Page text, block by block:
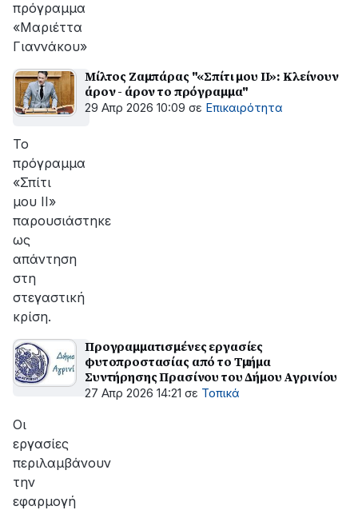
πρόγραμμα
«Μαριέττα
Γιαννάκου»
Μίλτος Ζαμπάρας "«Σπίτι μου ΙΙ»: Κλείνουν
άρον - άρον το πρόγραμμα"
29 Απρ 2026 10:09 σε Επικαιρότητα
Το
πρόγραμμα
«Σπίτι
μου ΙΙ»
παρουσιάστηκε
ως
απάντηση
στη
στεγαστική
κρίση.
Προγραμματισμένες εργασίες
φυτοπροστασίας από το Τμήμα
Συντήρησης Πρασίνου του Δήμου Αγρινίου
27 Απρ 2026 14:21 σε Τοπικά
Οι
εργασίες
περιλαμβάνουν
την
εφαρμογή